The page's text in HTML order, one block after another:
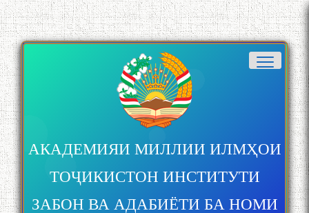
АКАДЕМИЯИ МИЛЛИИ ИЛМҲОИ
ТОҶИКИСТОН ИНСТИТУТИ
ЗАБОН ВА АДАБИЁТИ БА НОМИ